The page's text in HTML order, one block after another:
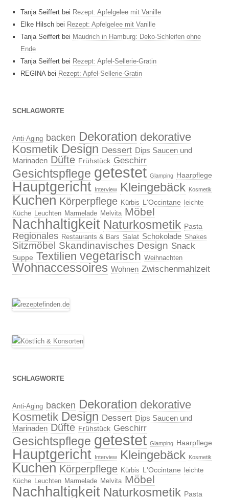
Tanja Seiffert bei Rezept: Apfelgelee mit Vanille
Elke Hilsch bei Rezept: Apfelgelee mit Vanille
Tanja Seiffert bei Maudrich in Hamburg: Deko-Schleifen ohne
Ende
Tanja Seiffert bei Rezept: Apfel-Sellerie-Gratin
REGINA bei Rezept: Apfel-Sellerie-Gratin
SCHLAGWORTE
Anti-Aging backen Dekoration dekorative
Kosmetik Design Dessert Dips Saucen und
Marinaden Düfte Frühstück Geschirr
Gesichtspflege getestet Glamping Haarpflege
Hauptgericht Interview Kleingebäck Kosmetik
Kuchen Körperpflege Kürbis L'Occintane
leichte
Küche
Leuchten Marmelade Melvita Möbel
Nachhaltigkeit Naturkosmetik Pasta
Regionales Restaurants & Bars Salat Schokolade Shakes
Sitzmöbel Skandinavisches Design Snack
Suppe Textilien vegetarisch Weihnachten
Wohnaccessoires Wohnen Zwischenmahlzeit
SCHLAGWORTE
Anti-Aging backen Dekoration dekorative
Kosmetik Design Dessert Dips Saucen und
Marinaden Düfte Frühstück Geschirr
Gesichtspflege getestet Glamping Haarpflege
Hauptgericht Interview Kleingebäck Kosmetik
Kuchen Körperpflege Kürbis L'Occintane
leichte
Küche
Leuchten Marmelade Melvita Möbel
Nachhaltigkeit Naturkosmetik Pasta